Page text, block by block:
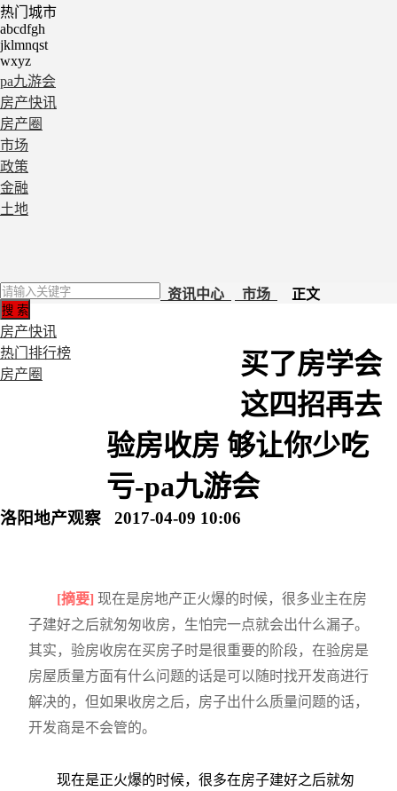
热门城市
abcdfgh
jklmnqst
wxyz
pa九游会
房产快讯
房产圈
市场
政策
金融
土地
房产快讯
热门排行榜
房产圈
资讯中心 市场 正文
买了房学会
这四招再去
验房收房 够让你少吃
亏-pa九游会
洛阳地产观察 2017-04-09 10:06
[摘要] 现在是房地产正火爆的时候，很多业主在房
子建好之后就匆匆收房，生怕完一点就会出什么漏子。
其实，验房收房在买房子时是很重要的阶段，在验房是
房屋质量方面有什么问题的话是可以随时找开发商进行
解决的，但如果收房之后，房子出什么质量问题的话，
开发商是不会管的。
现在是正火爆的时候，很多在房子建好之后就匆